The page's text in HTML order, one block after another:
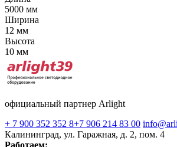
5000 мм
Ширина
12 мм
Высота
10 мм
официальный партнер Arlight
+ 7 900 352 352 8+7 906 214 83 00
Калининград, ул. Гаражная, д. 2, пом. 4